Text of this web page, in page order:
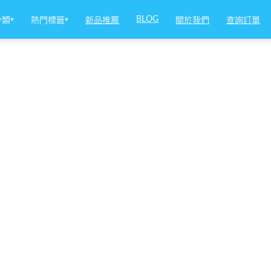
類▾ 熱門標籤▾ 新品推薦 BLOG 關於我們 查詢訂單